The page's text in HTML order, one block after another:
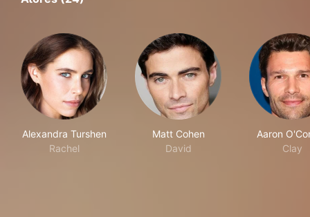
Alexandra Turshen
Rachel
Matt Cohen
David
Aaron
Clay